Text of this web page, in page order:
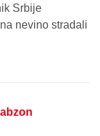
Srbije
nevino stradali